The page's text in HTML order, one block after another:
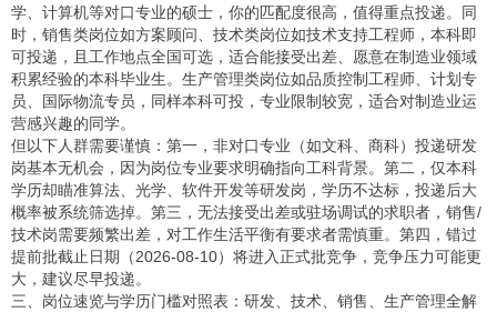
学、计算机等对口专业的硕士，你的匹配度很高，值得重点投递。同
时，销售类岗位如方案顾问、技术类岗位如技术支持工程师，本科即
可投递，且工作地点全国可选，适合能接受出差、愿意在制造业领域
积累经验的本科毕业生。生产管理类岗位如品质控制工程师、计划专
员、国际物流专员，同样本科可投，专业限制较宽，适合对制造业运
营感兴趣的同学。
但以下人群需要谨慎：第一，非对口专业（如文科、商科）投递研发
岗基本无机会，因为岗位专业要求明确指向工科背景。第二，仅本科
学历却瞄准算法、光学、软件开发等研发岗，学历不达标，投递后大
概率被系统筛选掉。第三，无法接受出差或驻场调试的求职者，销售/
技术岗需要频繁出差，对工作生活平衡有要求者需慎重。第四，错过
提前批截止日期（2026-08-10）将进入正式批竞争，竞争压力可能更
大，建议尽早投递。
三、岗位速览与学历门槛对照表：研发、技术、销售、生产管理全解